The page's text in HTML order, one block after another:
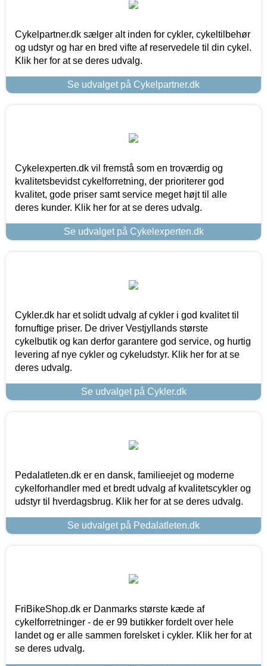
Cykelpartner.dk sælger alt inden for cykler, cykeltilbehør
og udstyr og har en bred vifte af reservedele til din cykel.
Klik her for at se deres udvalg.
Se udvalget på Cykelpartner.dk
Cykelexperten.dk vil fremstå som en troværdig og
kvalitetsbevidst cykelforretning, der prioriterer god
kvalitet, gode priser samt service meget højt til alle
deres kunder. Klik her for at se deres udvalg.
Se udvalget på Cykelexperten.dk
Cykler.dk har et solidt udvalg af cykler i god kvalitet til
fornuftige priser. De driver Vestjyllands største
cykelbutik og kan derfor garantere god service, og hurtig
levering af nye cykler og cykeludstyr. Klik her for at se
deres udvalg.
Se udvalget på Cykler.dk
Pedalatleten.dk er en dansk, familieejet og moderne
cykelforhandler med et bredt udvalg af kvalitetscykler og
udstyr til hverdagsbrug. Klik her for at se deres udvalg.
Se udvalget på Pedalatleten.dk
FriBikeShop.dk er Danmarks største kæde af
cykelforretninger - de er 99 butikker fordelt over hele
landet og er alle sammen forelsket i cykler. Klik her for at
se deres udvalg.